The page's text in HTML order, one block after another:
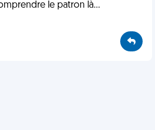
le patron là...